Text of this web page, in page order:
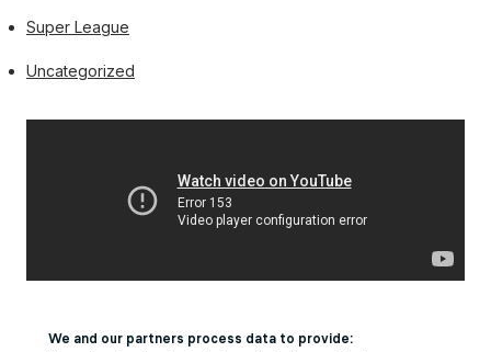
Super League
Uncategorized